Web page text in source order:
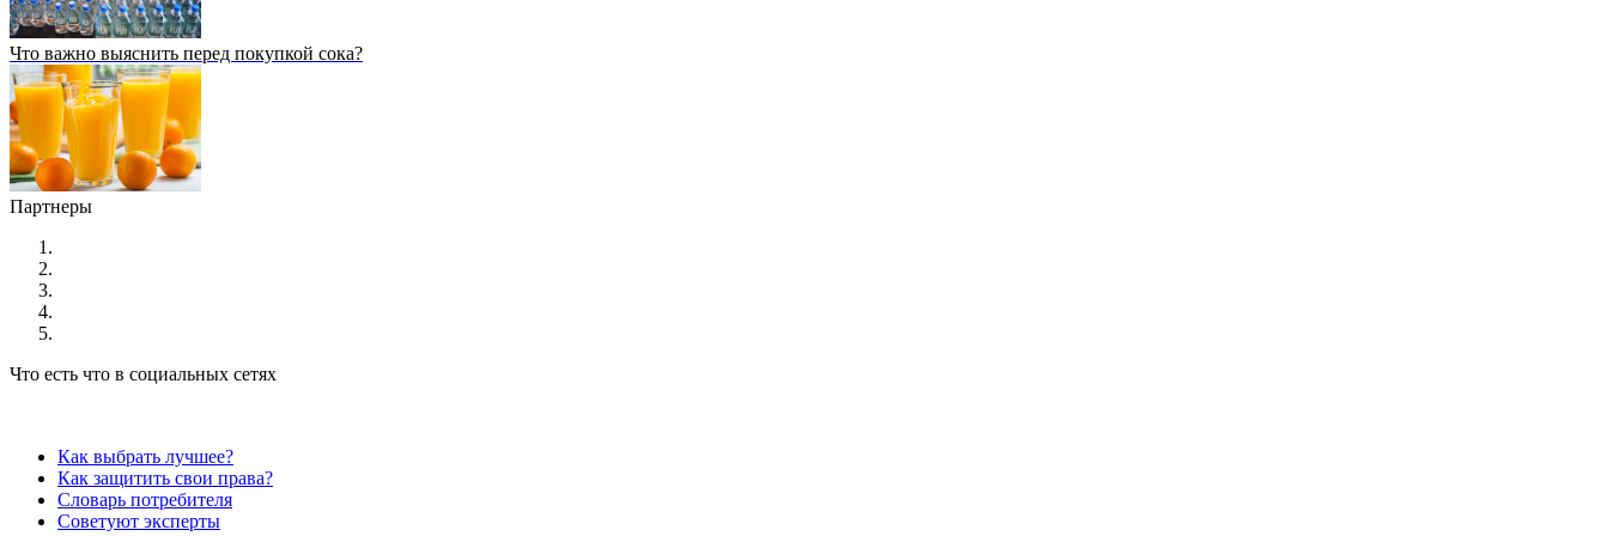
Что важно выяснить перед покупкой сока?
Партнеры
Что есть что в социальных сетях
Как выбрать лучшее?
Как защитить свои права?
Словарь потребителя
Советуют эксперты